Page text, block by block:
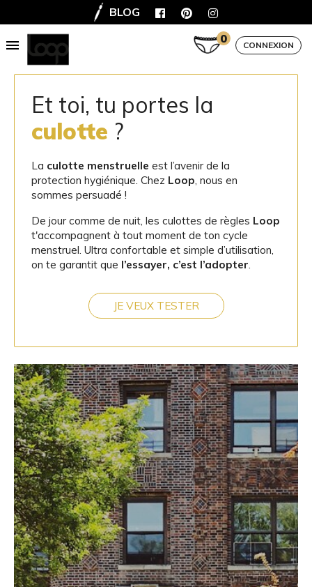
BLOG
 0 CONNEXION
culottes
exclusives à découvrir
SHOP TES CULOTTES
 Précédent 
Et toi, tu portes la
culotte ?
La culotte menstruelle est l’avenir de la
protection hygiénique. Chez Loop, nous en
sommes persuadé !
De jour comme de nuit, les culottes de règles Loop
t'accompagnent à tout moment de ton cycle
menstruel. Ultra confortable et simple d’utilisation,
on te garantit que l’essayer, c’est l’adopter.
JE VEUX TESTER